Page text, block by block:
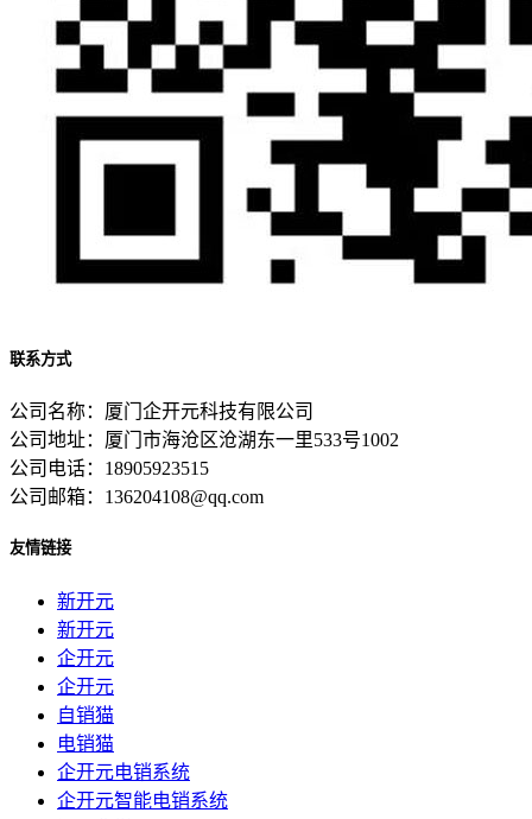
联系方式
公司名称：厦门企开元科技有限公司
公司地址：厦门市海沧区沧湖东一里533号1002
公司电话：18905923515
公司邮箱：136204108@qq.com
友情链接
新开元
新开元
企开元
企开元
自销猫
电销猫
企开元电销系统
企开元智能电销系统